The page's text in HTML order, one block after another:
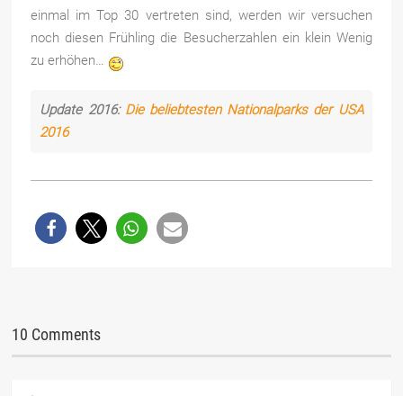
einmal im Top 30 vertreten sind, werden wir versuchen
noch diesen Frühling die Besucherzahlen ein klein Wenig
zu erhöhen…
Update 2016: Die beliebtesten Nationalparks der USA
2016
10 Comments